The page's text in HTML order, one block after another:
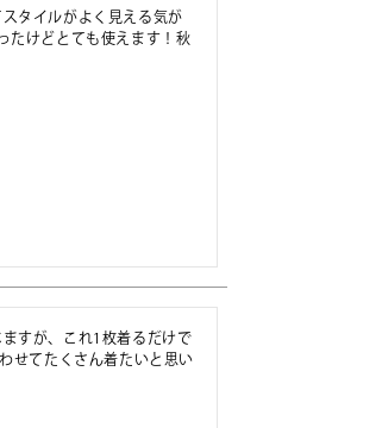
タイルがよく見える気が
たけどとても使えます！秋
すが、これ1枚着るだけで
せてたくさん着たいと思い